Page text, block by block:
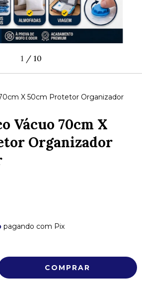
1 / 10
X 50cm Protetor Organizador
Vácuo 70cm X
Organizador
pagando com Pix